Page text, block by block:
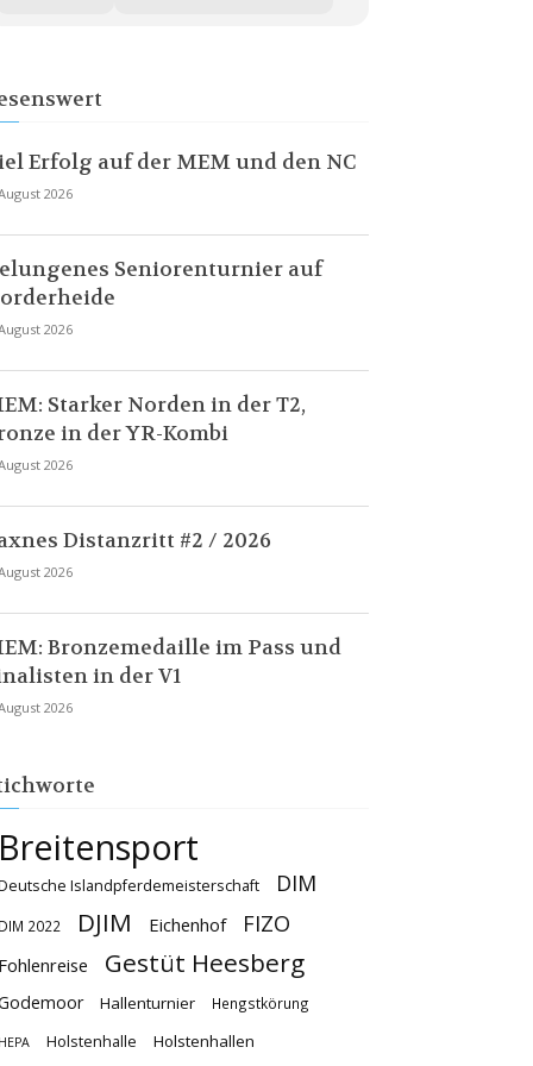
Erfolg auf der MEM und den NC
2026
Seniorenturnier auf
2026
Starker Norden in der T2,
in der YR-Kombi
2026
Distanzritt #2 / 2026
2026
Bronzemedaille im Pass und
in der V1
2026
Breitensport
Islandpferdemeisterschaft DIM
DIM 2022 DJIM Eichenhof FIZO
Fohlenreise Gestüt Heesberg
Hallenturnier Hengstkörung
HEPA Holstenhalle Holstenhallen